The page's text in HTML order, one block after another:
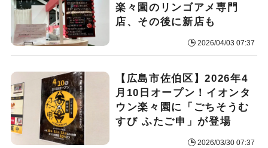
楽々園のリンゴアメ専門
店、その後に新店も
2026/04/03 07:37
【広島市佐伯区】2026年4
月10日オープン！イオンタ
ウン楽々園に「ごちそうむ
すび ふたご申」が登場
2026/03/30 07:37